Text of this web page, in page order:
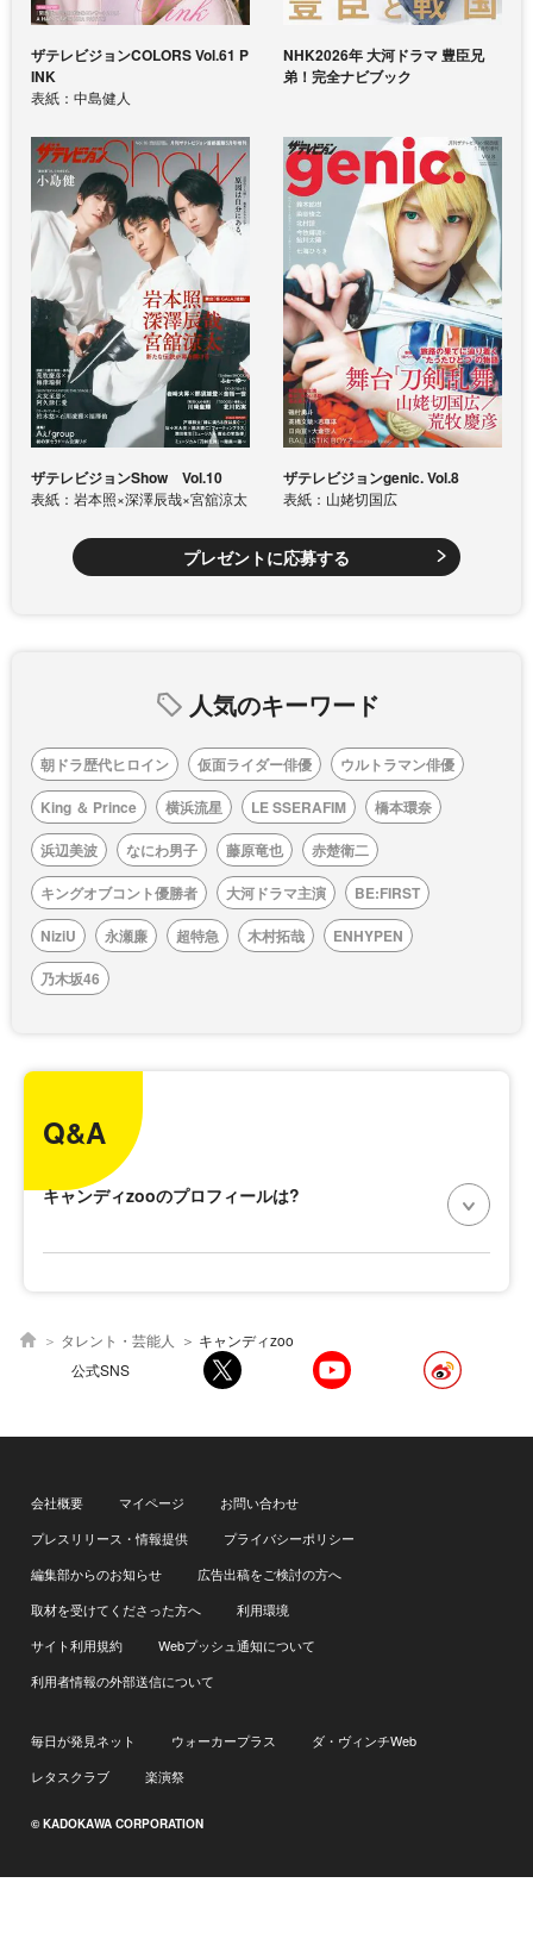
ザテレビジョンCOLORS Vol.61 P
INK
表紙：中島健人
NHK2026年 大河ドラマ 豊臣兄
弟！完全ナビブック
ザテレビジョンShow Vol.10
表紙：岩本照×深澤辰哉×宮舘涼太
ザテレビジョンgenic. Vol.8
表紙：山姥切国広
プレゼントに応募する
人気のキーワード
朝ドラ歴代ヒロイン 仮面ライダー俳優
ウルトラマン俳優
King ＆ Prince
横浜流星 LE SSERAFIM
橋本環奈
浜辺美波
なにわ男子 藤原竜也
赤楚衛二
キングオブコント優勝者
大河ドラマ主演
BE:FIRST
NiziU
永瀬廉 超特急 木村拓哉
ENHYPEN
乃木坂46
Q&A
キャンディzooのプロフィールは?
タレント・芸能人
キャンディzoo
公式SNS
会社概要 マイページ
お問い合わせ
プレスリリース・情報提供
プライバシーポリシー
編集部からのお知らせ
広告出稿をご検討の方へ
取材を受けてくださった方へ
利用環境
サイト利用規約
Webプッシュ通知について
利用者情報の外部送信について
毎日が発見ネット ウォーカープラス
ダ・ヴィンチWeb
レタスクラブ
楽演祭
© KADOKAWA CORPORATION